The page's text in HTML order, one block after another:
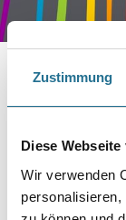
Zustimmung
Diese
Wir verwenden
EIN
Keine
werden das